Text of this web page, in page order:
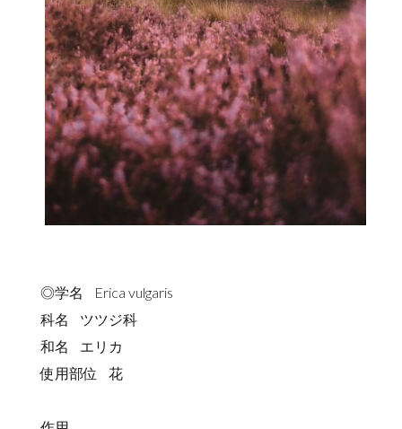
◎学名 Erica vulgaris
科名 ツツジ科
和名 エリカ
使用部位 花